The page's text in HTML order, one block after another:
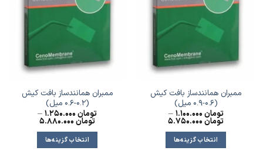
ممبران همانندساز بافت کیش
(0.6-0.9 میل)
تومان1.100.000
–
تومان
انتخاب گزینه‌ها
ممبران همانندساز بافت کیش
(0.2-0.6 میل)
تومان
–
تومان
انتخاب گزینه‌ها